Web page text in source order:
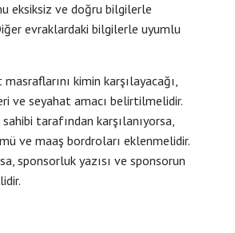
eksiksiz ve doğru bilgilerle
evraklardaki bilgilerle uyumlu
kimin karşılayacağı,
ve seyahat amacı belirtilmelidir.
tarafından karşılanıyorsa,
ve maaş bordroları eklenmelidir.
sponsorluk yazısı ve sponsorun